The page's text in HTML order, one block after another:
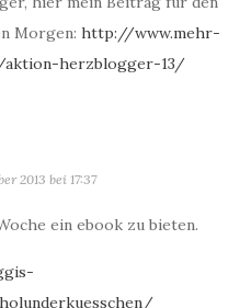
Morgen: http://www.mehr-
herzblogger-13/
2013 bei 17:37
ein ebook zu bieten.